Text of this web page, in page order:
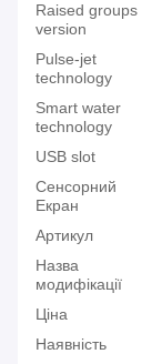
Raised groups
version
Pulse-jet
technology
Smart water
technology
USB slot
Сенсорний
Екран
Артикул
Назва
модифікації
Ціна
Наявність